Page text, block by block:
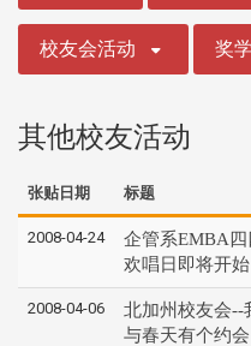
校友会活动 奖
其他校友活动
张贴日期 标题
2008-04-24
企管系EMBA四
欢唱日即将开始
2008-04-06
北加州校友会--
与春天有个约